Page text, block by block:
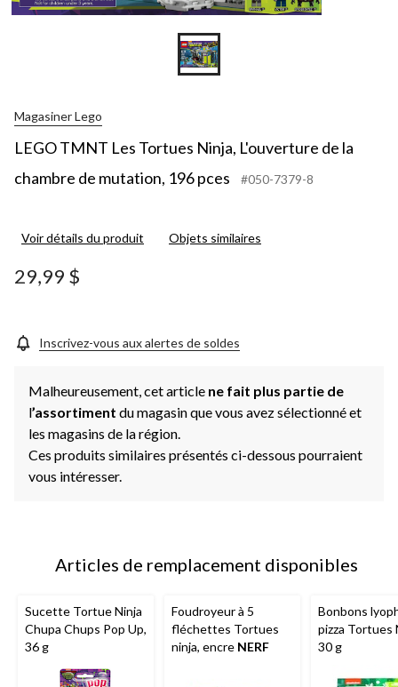
Magasiner Lego
LEGO TMNT Les Tortues Ninja, L'ouverture de la
chambre de mutation, 196 pces
#050-7379-8
Voir détails du produit Objets similaires
29,99 $
Inscrivez-vous aux alertes de soldes
Malheureusement, cet article ne fait plus partie de
l’assortiment du magasin que vous avez sélectionné et
les magasins de la région.
Ces produits similaires présentés ci-dessous pourraient
vous intéresser.
Articles de remplacement disponibles
Sucette Tortue Ninja
Chupa Chups Pop Up,
36 g
Foudroyeur à 5
fléchettes Tortues
ninja, encre NERF
Bonbons
pizza Tortues
30 g